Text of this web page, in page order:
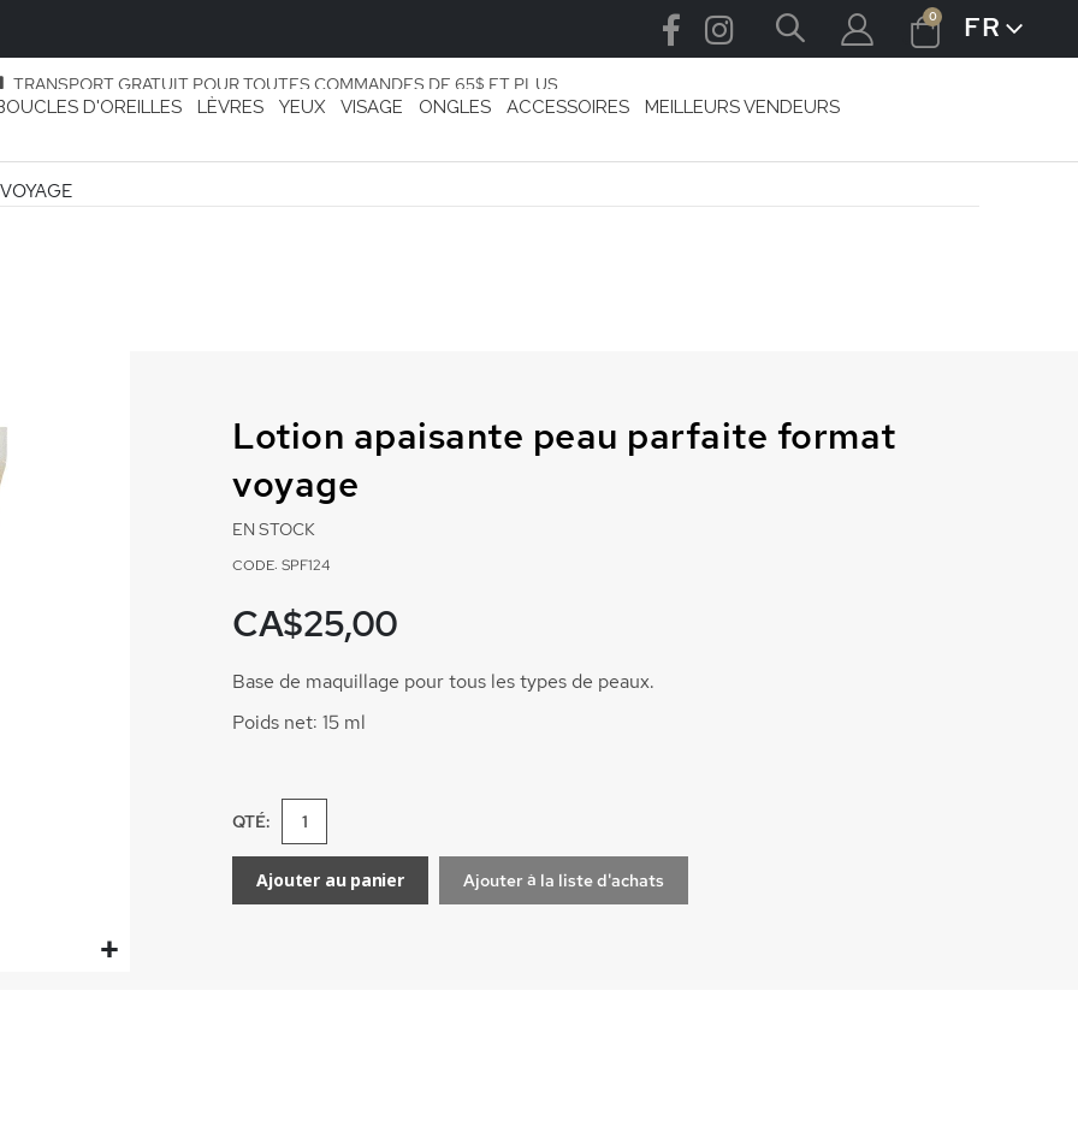
Cart
0articlesLANGUE
FR
TRANSPORT GRATUIT POUR TOUTES COMMANDES DE 65$ ET PLUS
D'OREILLES LÈVRES YEUX VISAGE ONGLES ACCESSOIRES
MEILLEURS VENDEURS
Lotion apaisante peau parfaite format
voyage
EN STOCK
CODE: SPF124
CA$25,00
Base de maquillage pour tous les types de peaux.
Poids net: 15 ml
QTÉ:
Ajouter au panier Ajouter à la liste d'achats